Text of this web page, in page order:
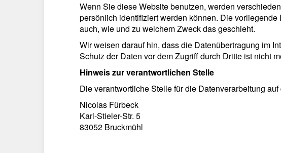
Wenn Sie diese Website benutzen, werden
persönlich identifiziert werden können. Die
auch, wie und zu welchem Zweck das geschieht.
Wir weisen darauf hin, dass die Datenübertragung im
Schutz der Daten vor dem Zugriff durch Dritte ist nicht
Hinweis zur verantwortlichen Stelle
Die verantwortliche Stelle für die Datenverarbeitung
Nicolas Fürbeck
Karl-Stieler-Str. 5
83052 Bruckmühl